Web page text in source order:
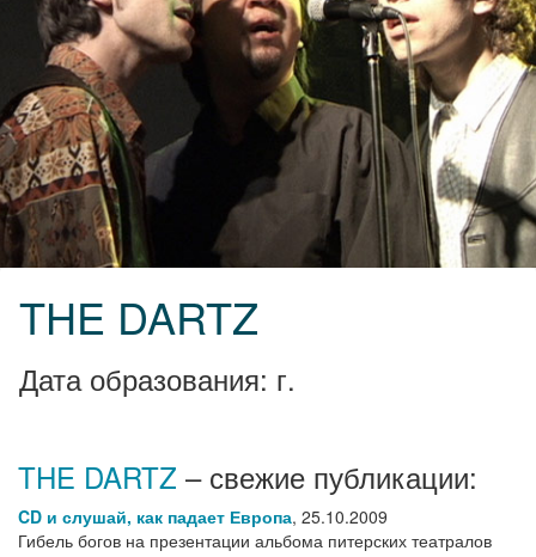
THE DARTZ
Дата образования: г.
THE DARTZ – свежие публикации:
CD и слушай, как падает Европа, 25.10.2009
Гибель богов на презентации альбома питерских театралов